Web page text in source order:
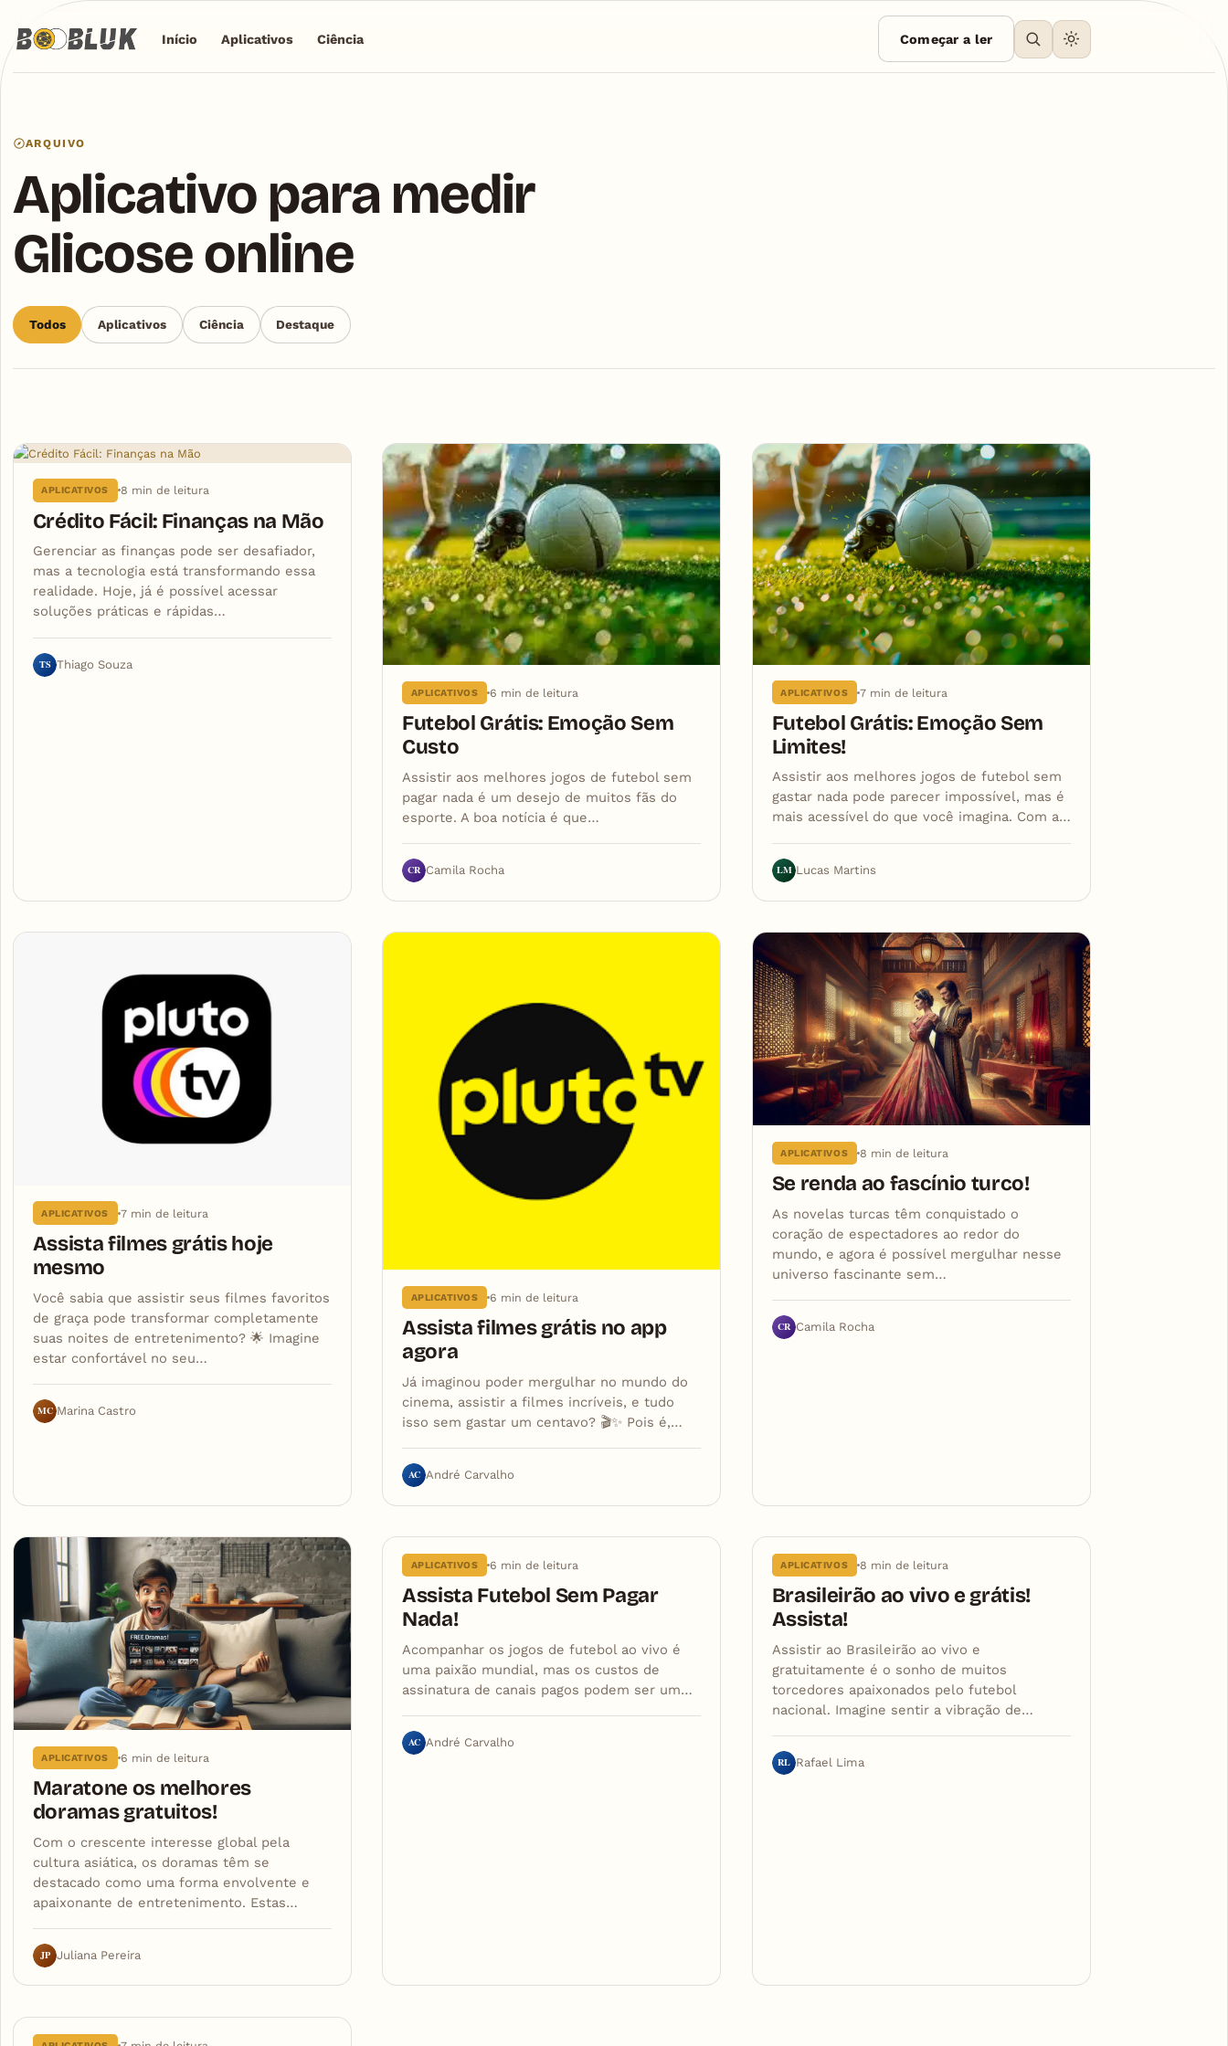
Início Aplicativos Ciência Começar a ler
ARQUIVO
Aplicativo para medir
Glicose online
Todos Aplicativos Ciência Destaque
Articles
APLICATIVOS 8 min de leitura
Crédito Fácil: Finanças na Mão
Gerenciar as finanças pode ser desafiador,
mas a tecnologia está transformando essa
realidade. Hoje, já é possível acessar
soluções práticas e rápidas…
TS Thiago Souza
APLICATIVOS 6 min de leitura
Futebol Grátis: Emoção Sem
Custo
Assistir aos melhores jogos de futebol sem
pagar nada é um desejo de muitos fãs do
esporte. A boa notícia é que…
CR Camila Rocha
APLICATIVOS 7 min de leitura
Futebol Grátis: Emoção Sem
Limites!
Assistir aos melhores jogos de futebol sem
gastar nada pode parecer impossível, mas é
mais acessível do que você imagina. Com a…
LM Lucas Martins
APLICATIVOS 7 min de leitura
Assista filmes grátis hoje
mesmo
Você sabia que assistir seus filmes favoritos
de graça pode transformar completamente
suas noites de entretenimento? 🌟 Imagine
estar confortável no seu…
MC Marina Castro
APLICATIVOS 6 min de leitura
Assista filmes grátis no app
agora
Já imaginou poder mergulhar no mundo do
cinema, assistir a filmes incríveis, e tudo
isso sem gastar um centavo? 🎬✨ Pois é,…
AC André Carvalho
APLICATIVOS 8 min de leitura
Se renda ao fascínio turco!
As novelas turcas têm conquistado o
coração de espectadores ao redor do
mundo, e agora é possível mergulhar nesse
universo fascinante sem…
CR Camila Rocha
APLICATIVOS 6 min de leitura
Maratone os melhores
doramas gratuitos!
Com o crescente interesse global pela
cultura asiática, os doramas têm se
destacado como uma forma envolvente e
apaixonante de entretenimento. Estas…
JP Juliana Pereira
APLICATIVOS 6 min de leitura
Assista Futebol Sem Pagar
Nada!
Acompanhar os jogos de futebol ao vivo é
uma paixão mundial, mas os custos de
assinatura de canais pagos podem ser um…
AC André Carvalho
APLICATIVOS 8 min de leitura
Brasileirão ao vivo e grátis!
Assista!
Assistir ao Brasileirão ao vivo e
gratuitamente é o sonho de muitos
torcedores apaixonados pelo futebol
nacional. Imagine sentir a vibração de…
RL Rafael Lima